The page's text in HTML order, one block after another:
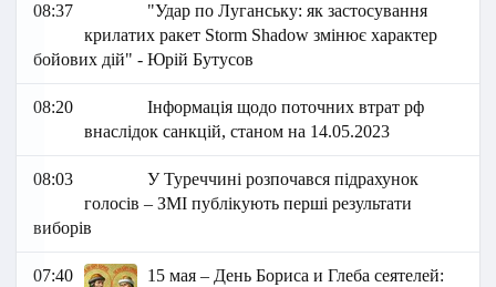
08:37
"Удар по Луганську: як застосування
крилатих ракет Storm Shadow змінює характер
бойових дій" - Юрій Бутусов
08:20
Інформація щодо поточних втрат рф
внаслідок санкцій, станом на 14.05.2023
08:03
У Туреччині розпочався підрахунок
голосів – ЗМІ публікують перші результати
виборів
07:40
15 мая – День Бориса и Глеба сеятелей: